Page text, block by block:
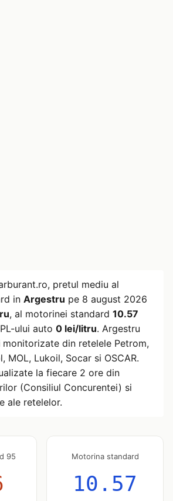
pretul mediu al
in Argestru pe 8 august 2026
, al motorinei standard 10.57
ului auto 0 lei/litru. Argestru
monitorizate din retelele Petrom,
MOL, Lukoil, Socar si OSCAR.
la fiecare 2 ore din
(Consiliul Concurentei) si
ale retelelor.
95 Motorina standard
10.57